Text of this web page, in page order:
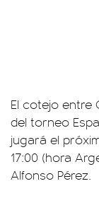
El cotejo entre
del torneo
jugará el
17:00 (hora
Alfonso Pérez.